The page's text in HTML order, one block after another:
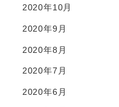
2020年10月
2020年9月
2020年8月
2020年7月
2020年6月